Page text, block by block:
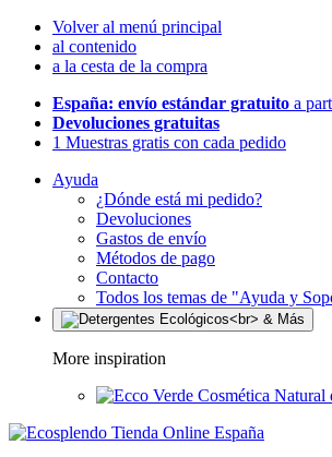
Volver al menú principal
al contenido
a la cesta de la compra
España: envío estándar gratuito a
Devoluciones gratuitas
1 Muestras gratis con cada pedido
Ayuda
¿Dónde está mi pedido?
Devoluciones
Gastos de envío
Métodos de pago
Contacto
Todos los temas de "Ayuda y
More inspiration
Cosmética Natural